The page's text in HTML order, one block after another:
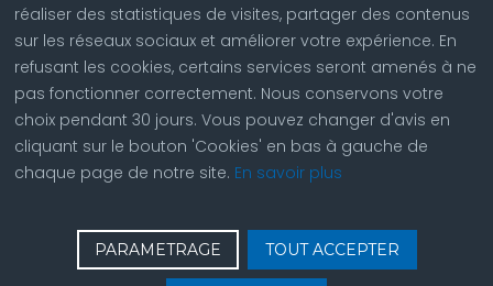
réaliser des statistiques de visites, partager des contenus
sur les réseaux sociaux et améliorer votre expérience. En
refusant les cookies, certains services seront amenés à ne
pas fonctionner correctement. Nous conservons votre
choix pendant 30 jours. Vous pouvez changer d'avis en
cliquant sur le bouton 'Cookies' en bas à gauche de
chaque page de notre site. En savoir plus
PARAMETRAGE TOUT ACCEPTER
Contactez nous | © Copyright 2023 |Plan du site|
Réalisation du site parABC Site Web| Seconnecter| Accès